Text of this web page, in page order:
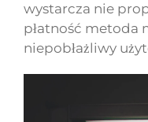
wystarcza nie
płatność metoda
niepobłażliwy